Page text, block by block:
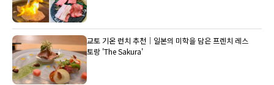
교토 기온 런치 추천｜일본의 미학을 담은 프렌치 레스
토랑 'The Sakura'